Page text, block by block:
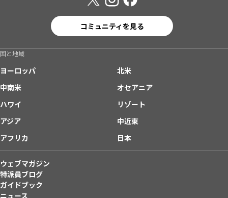
コミュニティを見る
国と地域
ヨーロッパ
北米
中南米
オセアニア
ハワイ
リゾート
アジア
中近東
アフリカ
日本
ウェブマガジン
特派員ブログ
ガイドブック
ニュース